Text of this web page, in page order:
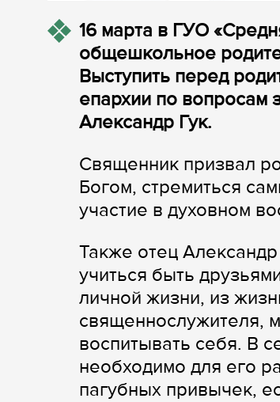
16 марта в ГУО
общешкольное
Выступить перед
епархии по вопросам
Александр Гук.
Священник призвал
Богом, стремиться
участие в духовном
Также отец
учиться быть
личной жизни, из
священнослужителя,
воспитывать себя. В
необходимо для его
пагубных привычек,